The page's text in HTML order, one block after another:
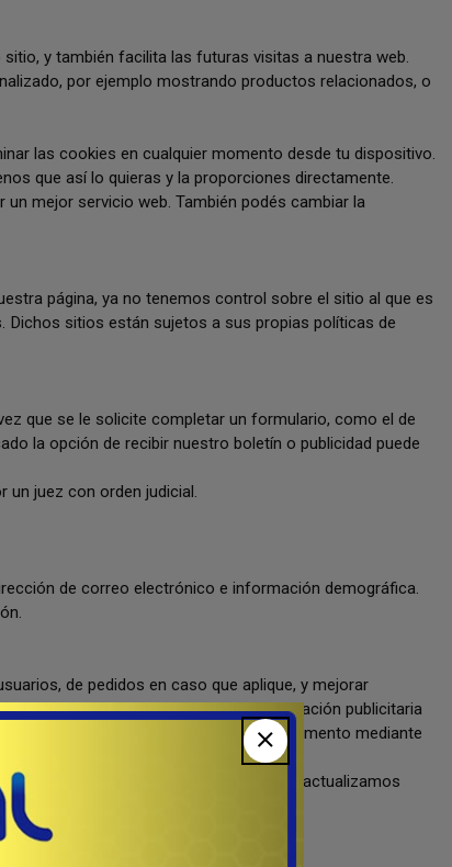
y también facilita las futuras visitas a nuestra web.
por ejemplo mostrando productos relacionados, o
las cookies en cualquier momento desde tu dispositivo.
que así lo quieras y la proporciones directamente.
mejor servicio web. También podés cambiar la
página, ya no tenemos control sobre el sitio al que es
sitios están sujetos a sus propias políticas de
que se le solicite completar un formulario, como el de
la opción de recibir nuestro boletín o publicidad puede
un juez con orden judicial.
de correo electrónico e información demográfica.
de pedidos en caso que aplique, y mejorar
nuevos productos y otra información publicitaria
podrán ser cancelados en cualquier momento mediante
más avanzados (SSL y otros) y los actualizamos